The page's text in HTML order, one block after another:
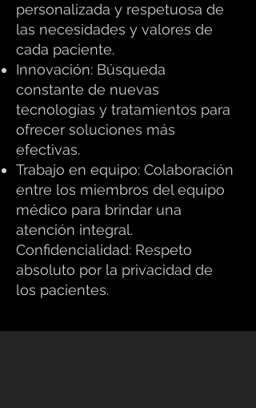
personalizada y respetuosa de
las necesidades y valores de
cada paciente.
Innovación: Búsqueda
constante de nuevas
tecnologías y tratamientos para
ofrecer soluciones más
efectivas.
Trabajo en equipo: Colaboración
entre los miembros del equipo
médico para brindar una
atención integral.
Confidencialidad: Respeto
absoluto por la privacidad de
los pacientes.